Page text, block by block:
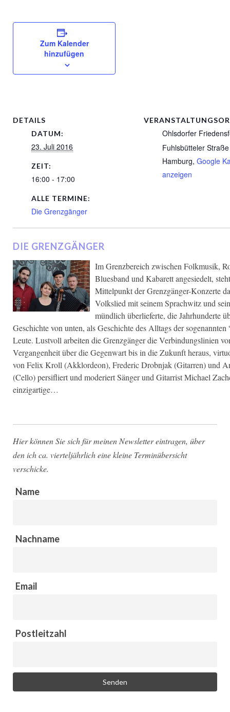
Zum Kalender
hinzufügen
DETAILS
DATUM:
23. Juli 2016
ZEIT:
16:00 - 17:00
ALLE TERMINE:
Die Grenzgänger
Ohlsdorfer
Fuhlsbütteler
Hamburg, Google
anzeigen
DIE GRENZGÄNGER
Im Grenzbereich zwischen Folkmusik,
Bluesband und Kabarett angesiedelt,
Mittelpunkt der Grenzgänger-Konzerte
Volkslied mit seinem Sprachwitz und
mündlich überlieferte, die Jahrhunderte
Geschichte von unten, als Geschichte des Alltags der sogenannten
Leute. Lustvoll arbeiten die Grenzgänger die Verbindungslinien
Vergangenheit über die Gegenwart bis in die Zukunft heraus,
von Felix Kroll (Akklordeon), Frederic Drobnjak (Gitarren) und
(Cello) persifliert und moderiert Sänger und Gitarrist Michael
einzigartige…
Hier können Sie sich für meinen Newsletter eintragen, über
den ich ca. vierteljährlich eine kleine Terminübersicht
verschicke.
Name
Nachname
Email
Postleitzahl